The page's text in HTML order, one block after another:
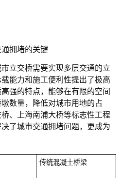
通拥堵的关键
立交桥需要实现多层交通的立
能力和施工便利性提出了极高
强的特点，能够在有限的空间
数量，降低对城市用地的占
、上海南浦大桥等标志性工程
了城市交通拥堵问题，更成为
传统混凝土桥梁